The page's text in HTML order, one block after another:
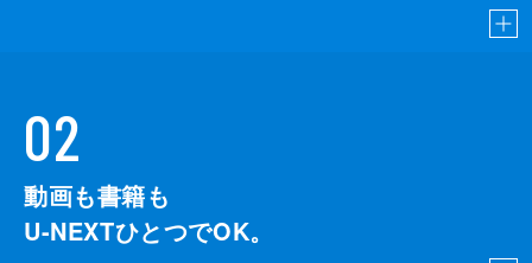
02
動画も書籍も
U-NEXTひとつでOK。